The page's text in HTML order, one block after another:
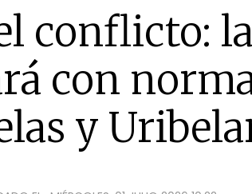
conflicto:
con
y